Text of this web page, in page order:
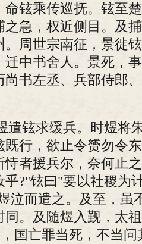
命铉乘传巡抚。铉至
之急，权近侧目。及
。周世宗南征，景徙
迁中书舍人。景死，
尚书左丞、兵部侍郎
遣铉求缓兵。时煜将
既行，欲止令赟勿令
恃者援兵尔，奈何止
?"铉曰"要以社稷为
泣而遣之。及至，虽
同。及随煜入觐，太
国亡罪当死，不当